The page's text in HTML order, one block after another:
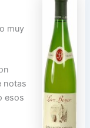
muy
notas
esos